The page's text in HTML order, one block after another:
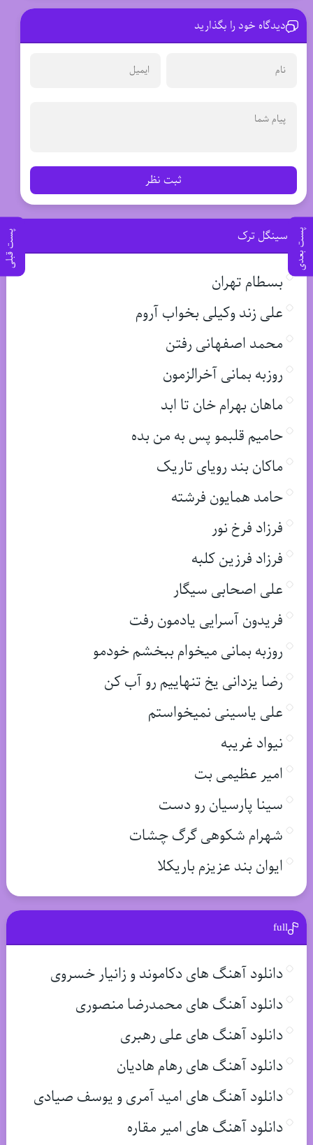
پست بعدی پست قبلی
دیدگاه خود را بگذارید
ثبت نظر
سینگل ترک
بسطام تهران
علی زند وکیلی بخواب آروم
محمد اصفهانی رفتن
روزبه بمانی آخرالزمون
ماهان بهرام خان تا ابد
حامیم قلبمو پس به من بده
ماکان بند رویای تاریک
حامد همایون فرشته
فرزاد فرخ نور
فرزاد فرزین کلبه
علی اصحابی سیگار
فریدون آسرایی یادمون رفت
روزبه بمانی میخوام ببخشم خودمو
رضا یزدانی یخ تنهاییم رو آب کن
علی یاسینی نمیخواستم
نیواد غریبه
امیر عظیمی بت
سینا پارسیان رو دست
شهرام شکوهی گرگ چشات
ایوان بند عزیزم باریکلا
full
دانلود آهنگ های دکاموند و زانیار خسروی
دانلود آهنگ های محمدرضا منصوری
دانلود آهنگ های علی رهبری
دانلود آهنگ های رهام هادیان
دانلود آهنگ های امید آمری و یوسف صیادی
دانلود آهنگ های امیر مقاره